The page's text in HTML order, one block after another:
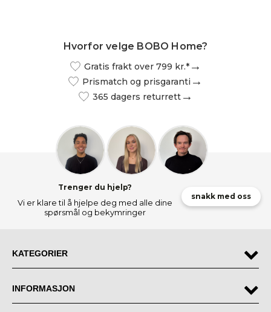
Hvorfor velge BOBO Home?
Gratis frakt over 799 kr.*
Prismatch og prisgaranti
365 dagers returrett
Trenger du hjelp?
Vi er klare til å hjelpe deg med alle dine
spørsmål og bekymringer
snakk med oss
KATEGORIER
INFORMASJON